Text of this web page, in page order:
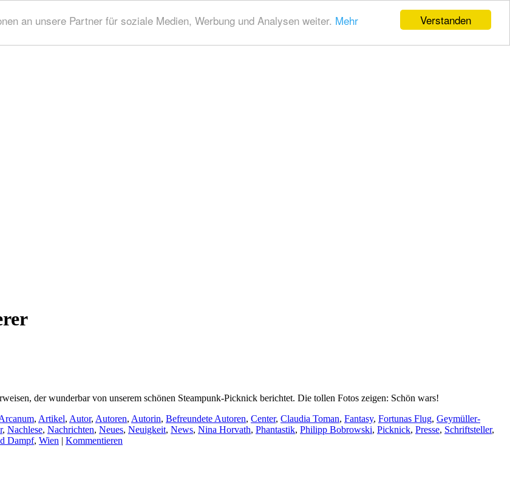
Verstanden
an unsere Partner für soziale Medien, Werbung und Analysen weiter. Mehr
der wunderbar von unserem schönen Steampunk-Picknick berichtet. Die tollen Fotos zeigen: Schön wars!
, Artikel, Autor, Autoren, Autorin, Befreundete Autoren, Center, Claudia Toman, Fantasy, Fortunas Flug, Geymüller-
, Nachlese, Nachrichten, Neues, Neuigkeit, News, Nina Horvath, Phantastik, Philipp Bobrowski, Picknick, Presse, Schriftsteller,
Dampf, Wien | Kommentieren